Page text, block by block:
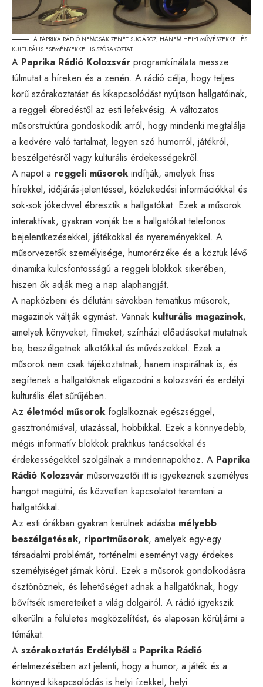
A PAPRIKA RÁDIÓ NEMCSAK ZENÉT SUGÁROZ, HANEM HELYI MŰVÉSZEKKEL ÉS
KULTURÁLIS ESEMÉNYEKKEL IS SZÓRAKOZTAT.
A Paprika Rádió Kolozsvár programkínálata messze
túlmutat a híreken és a zenén. A rádió célja, hogy teljes
körű szórakoztatást és kikapcsolódást nyújtson hallgatóinak,
a reggeli ébredéstől az esti lefekvésig. A változatos
műsorstruktúra gondoskodik arról, hogy mindenki megtalálja
a kedvére való tartalmat, legyen szó humorról, játékról,
beszélgetésről vagy kulturális érdekességekről.
A napot a reggeli műsorok indítják, amelyek friss
hírekkel, időjárás-jelentéssel, közlekedési információkkal és
sok-sok jókedvvel ébresztik a hallgatókat. Ezek a műsorok
interaktívak, gyakran vonják be a hallgatókat telefonos
bejelentkezésekkel, játékokkal és nyereményekkel. A
műsorvezetők személyisége, humorérzéke és a köztük lévő
dinamika kulcsfontosságú a reggeli blokkok sikerében,
hiszen ők adják meg a nap alaphangját.
A napközbeni és délutáni sávokban tematikus műsorok,
magazinok váltják egymást. Vannak kulturális magazinok,
amelyek könyveket, filmeket, színházi előadásokat mutatnak
be, beszélgetnek alkotókkal és művészekkel. Ezek a
műsorok nem csak tájékoztatnak, hanem inspirálnak is, és
segítenek a hallgatóknak eligazodni a kolozsvári és erdélyi
kulturális élet sűrűjében.
Az életmód műsorok foglalkoznak egészséggel,
gasztronómiával, utazással, hobbikkal. Ezek a könnyedebb,
mégis informatív blokkok praktikus tanácsokkal és
érdekességekkel szolgálnak a mindennapokhoz. A Paprika
Rádió Kolozsvár műsorvezetői itt is igyekeznek személyes
hangot megütni, és közvetlen kapcsolatot teremteni a
hallgatókkal.
Az esti órákban gyakran kerülnek adásba mélyebb
beszélgetések, riportműsorok, amelyek egy-egy
társadalmi problémát, történelmi eseményt vagy érdekes
személyiséget járnak körül. Ezek a műsorok gondolkodásra
ösztönöznek, és lehetőséget adnak a hallgatóknak, hogy
bővítsék ismereteiket a világ dolgairól. A rádió igyekszik
elkerülni a felületes megközelítést, és alaposan körüljárni a
témákat.
A szórakoztatás Erdélyből a Paprika Rádió
értelmezésében azt jelenti, hogy a humor, a játék és a
könnyed kikapcsolódás is helyi ízekkel, helyi